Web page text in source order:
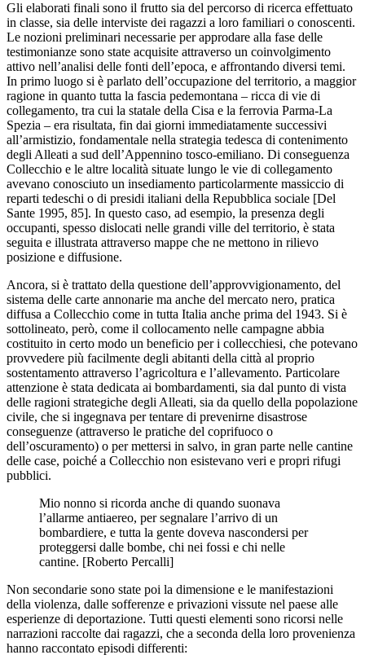
Gli elaborati finali sono il frutto sia del percorso di ricerca effettuato
in classe, sia delle interviste dei ragazzi a loro familiari o conoscenti.
Le nozioni preliminari necessarie per approdare alla fase delle
testimonianze sono state acquisite attraverso un coinvolgimento
attivo nell’analisi delle fonti dell’epoca, e affrontando diversi temi.
In primo luogo si è parlato dell’occupazione del territorio, a maggior
ragione in quanto tutta la fascia pedemontana – ricca di vie di
collegamento, tra cui la statale della Cisa e la ferrovia Parma-La
Spezia – era risultata, fin dai giorni immediatamente successivi
all’armistizio, fondamentale nella strategia tedesca di contenimento
degli Alleati a sud dell’Appennino tosco-emiliano. Di conseguenza
Collecchio e le altre località situate lungo le vie di collegamento
avevano conosciuto un insediamento particolarmente massiccio di
reparti tedeschi o di presidi italiani della Repubblica sociale [Del
Sante 1995, 85]. In questo caso, ad esempio, la presenza degli
occupanti, spesso dislocati nelle grandi ville del territorio, è stata
seguita e illustrata attraverso mappe che ne mettono in rilievo
posizione e diffusione.
Ancora, si è trattato della questione dell’approvvigionamento, del
sistema delle carte annonarie ma anche del mercato nero, pratica
diffusa a Collecchio come in tutta Italia anche prima del 1943. Si è
sottolineato, però, come il collocamento nelle campagne abbia
costituito in certo modo un beneficio per i collecchiesi, che potevano
provvedere più facilmente degli abitanti della città al proprio
sostentamento attraverso l’agricoltura e l’allevamento. Particolare
attenzione è stata dedicata ai bombardamenti, sia dal punto di vista
delle ragioni strategiche degli Alleati, sia da quello della popolazione
civile, che si ingegnava per tentare di prevenirne disastrose
conseguenze (attraverso le pratiche del coprifuoco o
dell’oscuramento) o per mettersi in salvo, in gran parte nelle cantine
delle case, poiché a Collecchio non esistevano veri e propri rifugi
pubblici.
Mio nonno si ricorda anche di quando suonava
l’allarme antiaereo, per segnalare l’arrivo di un
bombardiere, e tutta la gente doveva nascondersi per
proteggersi dalle bombe, chi nei fossi e chi nelle
cantine. [Roberto Percalli]
Non secondarie sono state poi la dimensione e le manifestazioni
della violenza, dalle sofferenze e privazioni vissute nel paese alle
esperienze di deportazione. Tutti questi elementi sono ricorsi nelle
narrazioni raccolte dai ragazzi, che a seconda della loro provenienza
hanno raccontato episodi differenti: